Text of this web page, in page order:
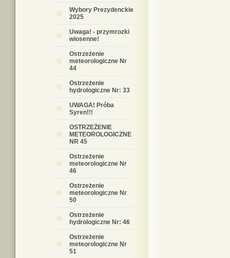
Wybory Prezydenckie
2025
Uwaga! - przymrozki
wiosenne!
Ostrzeżenie
meteorologiczne Nr
44
Ostrzeżenie
hydrologiczne Nr: 33
UWAGA! Próba
Syren!!!
OSTRZEŻENIE
METEOROLOGICZNE
NR 45
Ostrzeżenie
meteorologiczne Nr
46
Ostrzeżenie
meteorologiczne Nr
50
Ostrzeżenie
hydrologiczne Nr: 46
Ostrzeżenie
meteorologiczne Nr
51